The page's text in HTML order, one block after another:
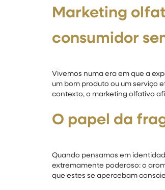
Marketing
consumidor
Vivemos numa era em que a
um bom produto ou um serviço
contexto, o marketing olfativo
O papel da
Quando pensamos em
extremamente poderoso: o
que estes se apercebam